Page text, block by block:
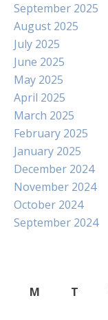
September 2025
August 2025
July 2025
June 2025
May 2025
April 2025
March 2025
February 2025
January 2025
December 2024
November 2024
October 2024
September 2024
M
T